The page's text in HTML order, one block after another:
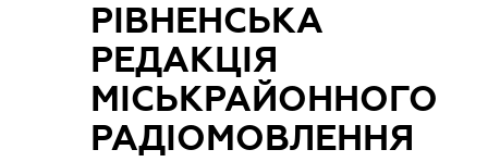
РІВНЕНСЬКА
РЕДАКЦІЯ
МІСЬКРАЙОННОГО
РАДІОМОВЛЕННЯ